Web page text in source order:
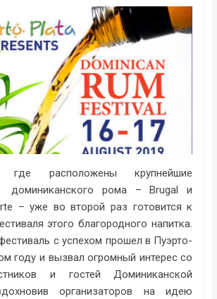
где расположены крупнейшие
доминиканского рома – Brugal и
– уже во второй раз готовится к
этого благородного напитка.
с успехом прошел в Пуэрто-
году и вызвал огромный интерес со
и гостей Доминиканской
организаторов на идею